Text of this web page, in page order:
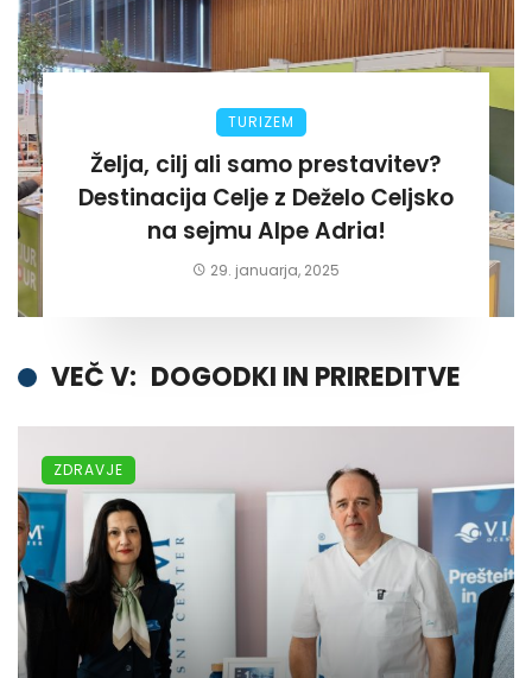
TURIZEM
Želja, cilj ali samo prestavitev?
Destinacija Celje z Deželo Celjsko
na sejmu Alpe Adria!
29. januarja, 2025
VEČ V: DOGODKI IN PRIREDITVE
ZDRAVJE